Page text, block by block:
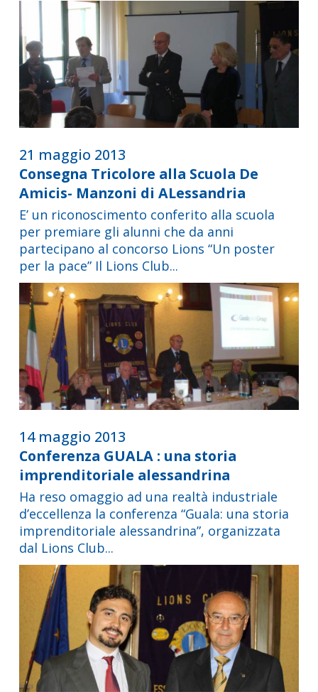
21 maggio 2013
Consegna Tricolore alla Scuola De
Amicis- Manzoni di ALessandria
E’ un riconoscimento conferito alla scuola
per premiare gli alunni che da anni
partecipano al concorso Lions “Un poster
per la pace” Il Lions Club...
14 maggio 2013
Conferenza GUALA : una storia
imprenditoriale alessandrina
Ha reso omaggio ad una realtà industriale
d’eccellenza la conferenza “Guala: una storia
imprenditoriale alessandrina”, organizzata
dal Lions Club...